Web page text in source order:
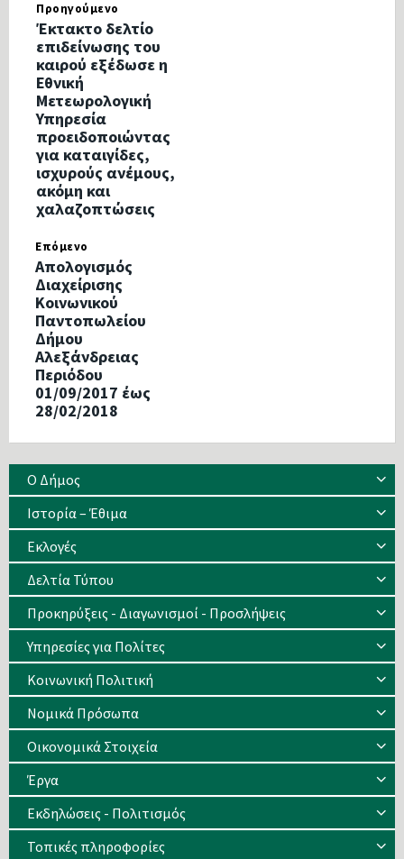
Προηγούμενο
Έκτακτο δελτίο
επιδείνωσης του
καιρού εξέδωσε η
Εθνική
Μετεωρολογική
Υπηρεσία
προειδοποιώντας
για καταιγίδες,
ισχυρούς ανέμους,
ακόμη και
χαλαζοπτώσεις
Επόμενο
Απολογισμός
Διαχείρισης
Κοινωνικού
Παντοπωλείου
Δήμου
Αλεξάνδρειας
Περιόδου
01/09/2017 έως
28/02/2018
Ο Δήμος
Ιστορία – Έθιμα
Eκλογές
Δελτία Τύπου
Προκηρύξεις - Διαγωνισμοί - Προσλήψεις
Υπηρεσίες για Πολίτες
Κοινωνική Πολιτική
Νομικά Πρόσωπα
Οικονομικά Στοιχεία
Έργα
Εκδηλώσεις - Πολιτισμός
Τοπικές πληροφορίες